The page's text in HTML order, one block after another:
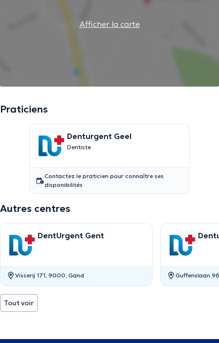
Afficher la carte
Praticiens
Denturgent Geel
Dentiste
Contactez le praticien pour connaître ses
disponibilités
Autres centres
DentUrgent Gent
Visserij 171, 9000, Gand Guffenslaan
Tout voir